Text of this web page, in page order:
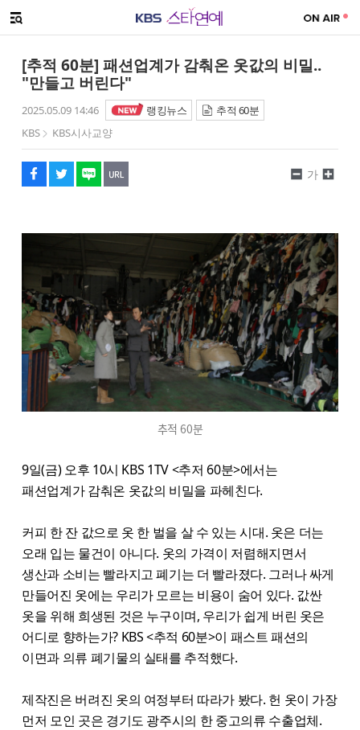
메뉴 열기
[추적 60분] 패션업계가 감춰온 옷값의 비밀..
"만들고 버린다"
2025.05.09 14:46 랭킹뉴스
추적 60분
KBS
KBS시사교양
페이스북
트위터
네이버
URL복사
글씨 작게보기
가
글씨 크게보기
추적 60분
9일(금) 오후 10시 KBS 1TV <추저 60분>에서는
패션업계가 감춰온 옷값의 비밀을 파헤친다.
커피 한 잔 값으로 옷 한 벌을 살 수 있는 시대. 옷은 더는
오래 입는 물건이 아니다. 옷의 가격이 저렴해지면서
생산과 소비는 빨라지고 폐기는 더 빨라졌다. 그러나 싸게
만들어진 옷에는 우리가 모르는 비용이 숨어 있다. 값싼
옷을 위해 희생된 것은 누구이며, 우리가 쉽게 버린 옷은
어디로 향하는가? KBS <추적 60분>이 패스트 패션의
이면과 의류 폐기물의 실태를 추적했다.
제작진은 버려진 옷의 여정부터 따라가 봤다. 헌 옷이 가장
먼저 모인 곳은 경기도 광주시의 한 중고의류 수출업체.